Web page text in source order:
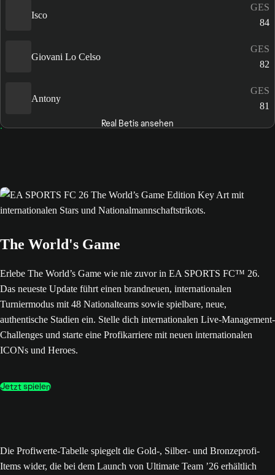
Isco
GES
84
Giovani Lo Celso
GES
82
Antony
GES
81
Real Betis ansehen
The World's Game
Erlebe The World’s Game wie nie zuvor in EA SPORTS FC™ 26.
Das neueste Update führt einen brandneuen, internationalen
Turniermodus mit 48 Nationalteams sowie spielbare, neue,
authentische Stadien ein. Stelle dich internationalen Live-Management-
Challenges und starte eine Profikarriere mit neuen internationalen
ICONs und Heroes.
Jetzt spielen
Die Profiwerte-Tabelle spiegelt die Gold-, Silber- und Bronzeprofi-
Items wider, die bei dem Launch von Ultimate Team ’26 erhältlich